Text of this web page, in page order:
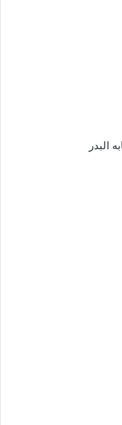
البدر